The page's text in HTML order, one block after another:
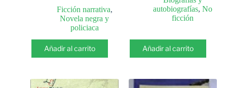
Ficción narrativa,
Novela negra y
policiaca
Añadir al carrito
autobiografías,No
ficción
Añadir al carrito